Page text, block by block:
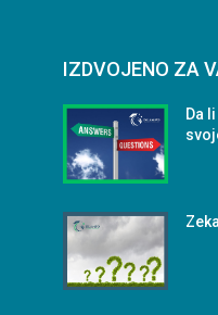
IZDVOJENO ZA
Da